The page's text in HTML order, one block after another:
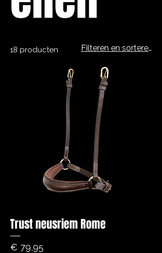
18 producten Filteren en sorteren
Trust neusriem Rome
Prijs
€ 79,95